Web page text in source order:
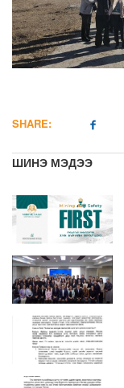
SHARE:
ШИНЭ МЭДЭЭ